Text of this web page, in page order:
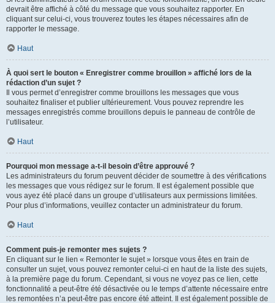
devrait être affiché à côté du message que vous souhaitez rapporter. En
cliquant sur celui-ci, vous trouverez toutes les étapes nécessaires afin de
rapporter le message.
Haut
À quoi sert le bouton « Enregistrer comme brouillon » affiché lors de la
rédaction d’un sujet ?
Il vous permet d’enregistrer comme brouillons les messages que vous
souhaitez finaliser et publier ultérieurement. Vous pouvez reprendre les
messages enregistrés comme brouillons depuis le panneau de contrôle de
l’utilisateur.
Haut
Pourquoi mon message a-t-il besoin d’être approuvé ?
Les administrateurs du forum peuvent décider de soumettre à des vérifications
les messages que vous rédigez sur le forum. Il est également possible que
vous ayez été placé dans un groupe d’utilisateurs aux permissions limitées.
Pour plus d’informations, veuillez contacter un administrateur du forum.
Haut
Comment puis-je remonter mes sujets ?
En cliquant sur le lien « Remonter le sujet » lorsque vous êtes en train de
consulter un sujet, vous pouvez remonter celui-ci en haut de la liste des sujets,
à la première page du forum. Cependant, si vous ne voyez pas ce lien, cette
fonctionnalité a peut-être été désactivée ou le temps d’attente nécessaire entre
les remontées n’a peut-être pas encore été atteint. Il est également possible de